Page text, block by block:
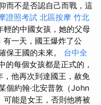
而不是否認自己而戰，這
證照考試 北區按摩 竹北
的中國女孩，她的父母
有一天，國王爆炸了公
保王國的未來。 台中全
的每個女孩都是正式的，
他再次到達國王，赦免
個約翰·北安普敦（John
能是女王，否則他將被